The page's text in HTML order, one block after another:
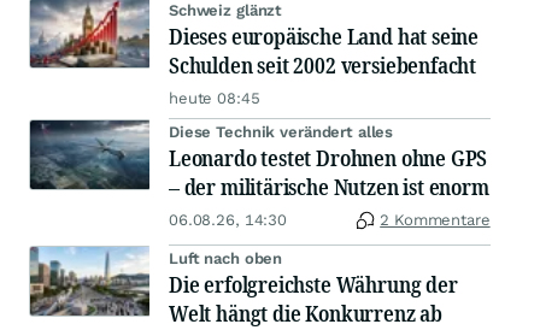
Schweiz glänzt
Dieses europäische Land hat seine
Schulden seit 2002 versiebenfacht
heute 08:45
Diese Technik verändert alles
Leonardo testet Drohnen ohne GPS
– der militärische Nutzen ist enorm
06.08.26, 14:30 2 Kommentare
Luft nach oben
Die erfolgreichste Währung der
Welt hängt die Konkurrenz ab